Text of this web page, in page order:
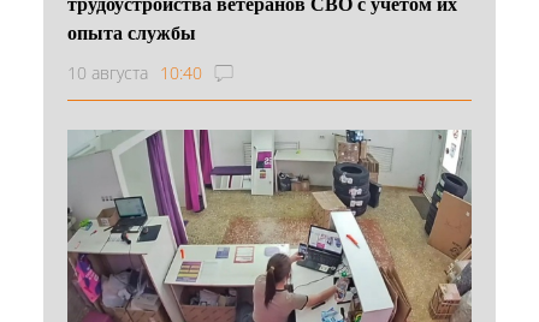
опыта службы
10 августа 10:40